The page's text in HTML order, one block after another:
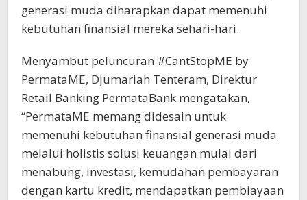
generasi muda diharapkan dapat memenuhi
kebutuhan finansial mereka sehari-hari.
Menyambut peluncuran #CantStopME by
PermataME, Djumariah Tenteram, Direktur
Retail Banking PermataBank mengatakan,
“PermataME memang didesain untuk
memenuhi kebutuhan finansial generasi muda
melalui holistis solusi keuangan mulai dari
menabung, investasi, kemudahan pembayaran
dengan kartu kredit, mendapatkan pembiayaan